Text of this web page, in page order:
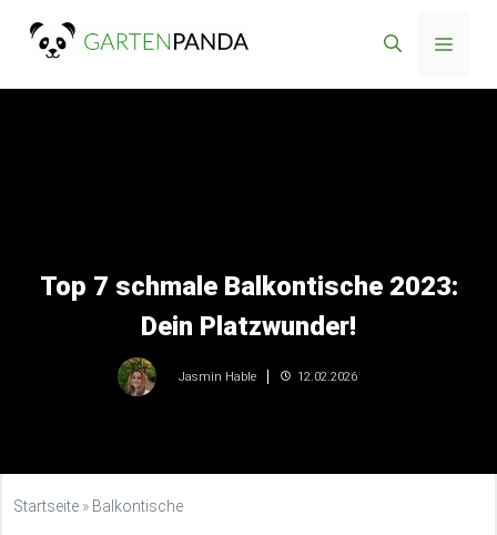
Inhalt
Menü
Top 7 schmale Balkontische 2023:
Dein Platzwunder!
Jasmin Hable 12.02.2026
Startseite » Balkontische